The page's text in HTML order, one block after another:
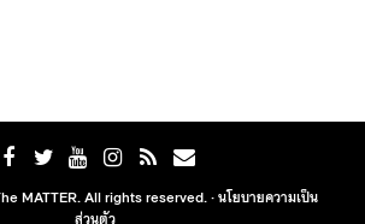
MATTER. All rights reserved. ·นโยบายความเป็น
ส่วนตัว